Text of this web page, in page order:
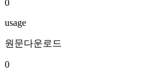
0
usage
원문다운로드
0